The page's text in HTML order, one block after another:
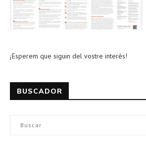
¡Esperem que siguin del vostre interès!
BUSCADOR